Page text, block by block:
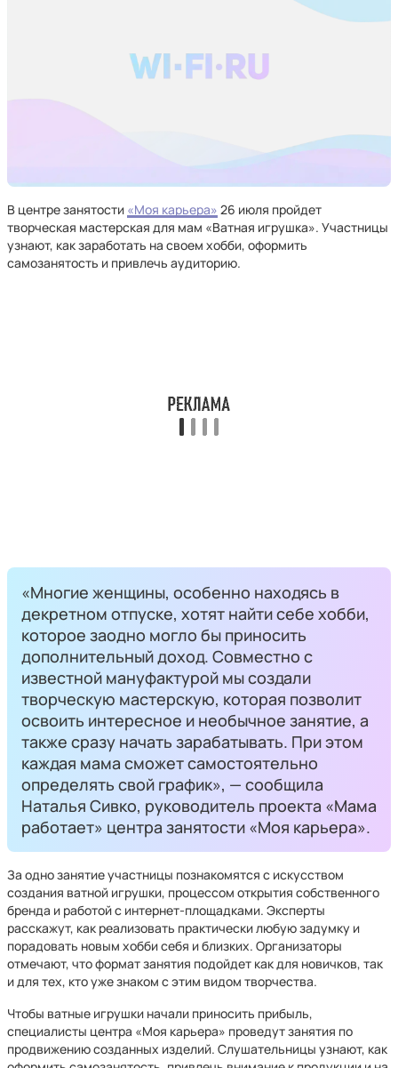
В центре занятости «Моя карьера» 26 июля пройдет
творческая мастерская для мам «Ватная игрушка». Участницы
узнают, как заработать на своем хобби, оформить
самозанятость и привлечь аудиторию.
«Многие женщины, особенно находясь в
декретном отпуске, хотят найти себе хобби,
которое заодно могло бы приносить
дополнительный доход. Совместно с
известной мануфактурой мы создали
творческую мастерскую, которая позволит
освоить интересное и необычное занятие, а
также сразу начать зарабатывать. При этом
каждая мама сможет самостоятельно
определять свой график», — сообщила
Наталья Сивко, руководитель проекта «Мама
работает» центра занятости «Моя карьера».
За одно занятие участницы познакомятся с искусством
создания ватной игрушки, процессом открытия собственного
бренда и работой с интернет-площадками. Эксперты
расскажут, как реализовать практически любую задумку и
порадовать новым хобби себя и близких. Организаторы
отмечают, что формат занятия подойдет как для новичков, так
и для тех, кто уже знаком с этим видом творчества.
Чтобы ватные игрушки начали приносить прибыль,
специалисты центра «Моя карьера» проведут занятия по
продвижению созданных изделий. Слушательницы узнают, как